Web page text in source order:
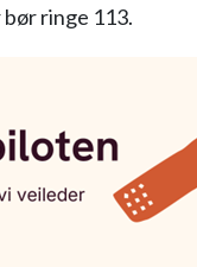
ringe 113.